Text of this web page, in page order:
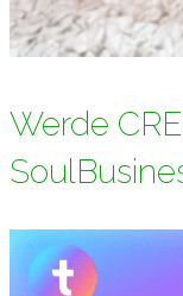
Werde